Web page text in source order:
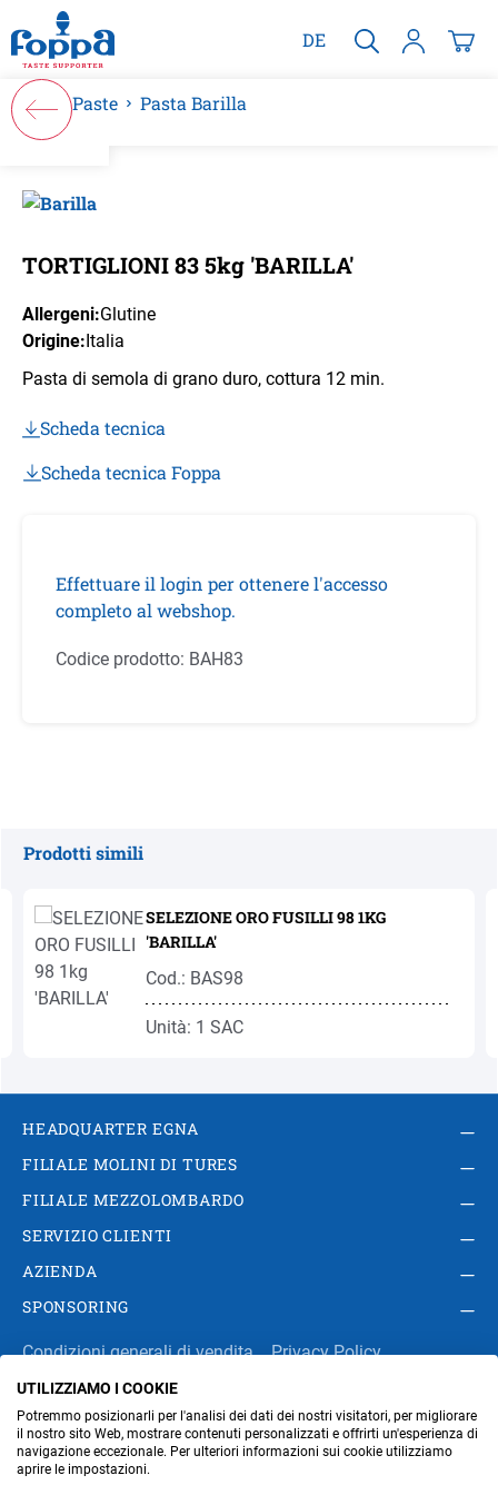
principale
DE
Paste Pasta Barilla
TORTIGLIONI 83 5kg 'BARILLA'
Allergeni:Glutine
Origine:Italia
Pasta di semola di grano duro, cottura 12 min.
Scheda tecnica
Scheda tecnica Foppa
Effettuare il login per ottenere l'accesso
completo al webshop.
Codice prodotto: BAH83
Prodotti simili
SELEZIONE ORO FUSILLI 98 1KG
'BARILLA'
Cod.: BAS98
Unità: 1 SAC
HEADQUARTER EGNA
FILIALE MOLINI DI TURES
FILIALE MEZZOLOMBARDO
SERVIZIO CLIENTI
AZIENDA
SPONSORING
Condizioni generali di vendita
Privacy Policy
Impressum
Modifica impostazioni dei cookie
Amministrazione
UTILIZZIAMO I COOKIE
Potremmo posizionarli per l'analisi dei dati dei nostri visitatori, per migliorare
il nostro sito Web, mostrare contenuti personalizzati e offrirti un'esperienza di
navigazione eccezionale. Per ulteriori informazioni sui cookie utilizziamo
aprire le impostazioni.